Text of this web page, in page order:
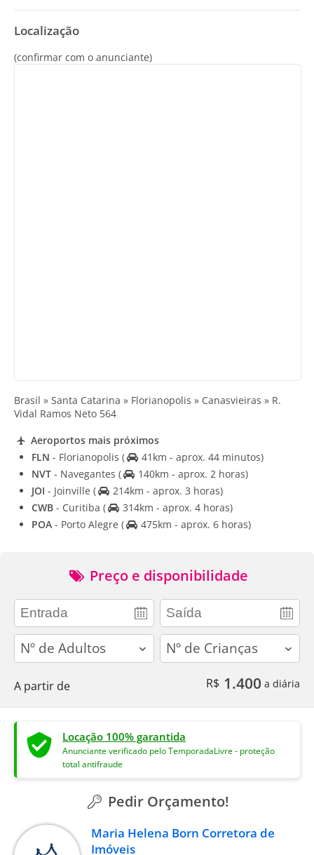
Localização
(confirmar com o anunciante)
Brasil » Santa Catarina » Florianopolis » Canasvieiras » R.
Vidal Ramos Neto 564
Aeroportos mais próximos
FLN - Florianopolis (
41km - aprox. 44 minutos)
NVT - Navegantes (
140km - aprox. 2 horas)
JOI - Joinville (
214km - aprox. 3 horas)
CWB - Curitiba (
314km - aprox. 4 horas)
POA - Porto Alegre ( 475km - aprox. 6 horas)
Preço e disponibilidade
adults children
A partir de R$ 1.400 a diária
Locação 100% garantida
Anunciante verificado pelo TemporadaLivre - proteção
total antifraude
Pedir Orçamento!
Maria Helena Born Corretora de
Imóveis